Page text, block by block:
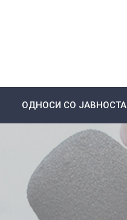
ОДНОСИ СО ЈАВНОСТА